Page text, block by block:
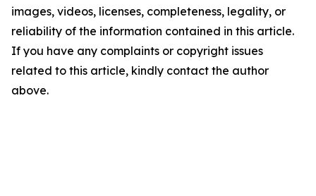
images, videos, licenses, completeness, legality, or
reliability of the information contained in this article.
If you have any complaints or copyright issues
related to this article, kindly contact the author
above.